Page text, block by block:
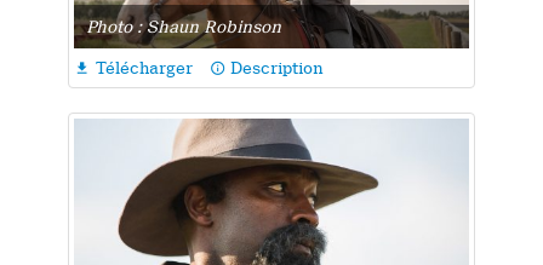
Photo : Shaun Robinson
 Télécharger info_outline Description